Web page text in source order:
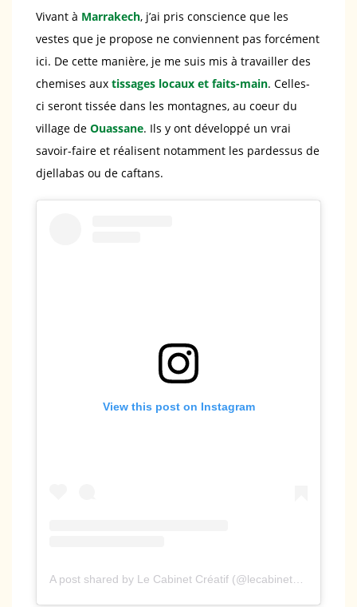
Vivant à Marrakech, j’ai pris conscience que les
vestes que je propose ne conviennent pas forcément
ici. De cette manière, je me suis mis à travailler des
chemises aux tissages locaux et faits-main. Celles-
ci seront tissée dans les montagnes, au coeur du
village de Ouassane. Ils y ont développé un vrai
savoir-faire et réalisent notamment les pardessus de
djellabas ou de caftans.
View this post on Instagram